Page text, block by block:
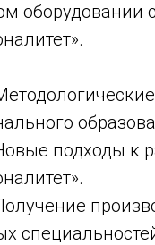
оборудовании
подходы к